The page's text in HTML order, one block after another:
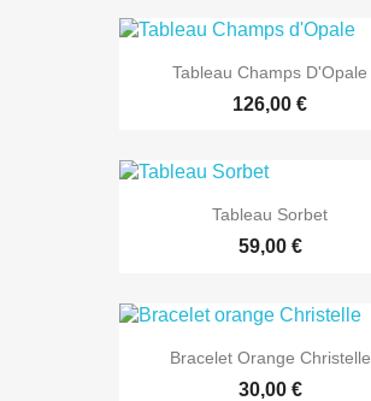
Tableau Champs D'Opale
126,00 €
Tableau Sorbet
59,00 €
Bracelet Orange Christelle
30,00 €